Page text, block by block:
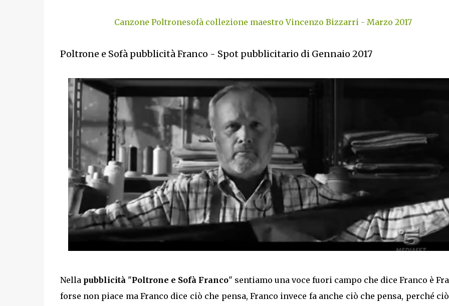
Canzone Poltronesofà collezione maestro Vincenzo Bizzarri - Marzo 2017
Poltrone e Sofà pubblicità Franco - Spot pubblicitario di Gennaio 2017
Nella pubblicità "Poltrone e Sofà Franco" sentiamo una voce fuori campo che dice Franco è
forse non piace ma Franco dice ciò che pensa, Franco invece fa anche ciò che pensa, perché